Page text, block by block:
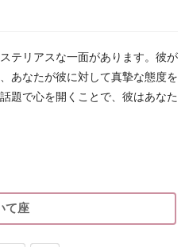
テリアスな一面があります。彼が
あなたが彼に対して真摯な態度を
題で心を開くことで、彼はあなた
て座